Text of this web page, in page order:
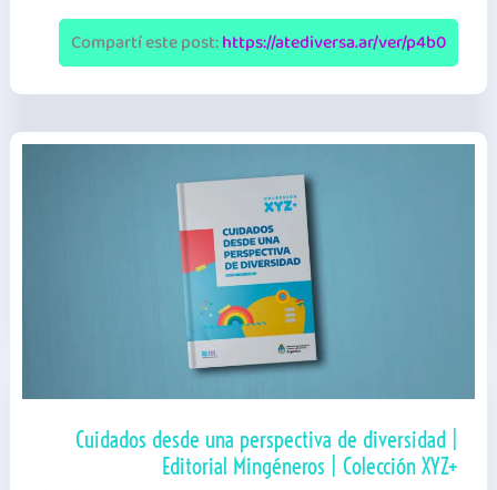
trabajo
|
Observatorio
de
Derecho
CTA-
A
Compartí este post:https://atediversa.ar/ver/p4b0
Cuidados desde una perspectiva de diversidad |
Editorial Mingéneros | Colección XYZ+